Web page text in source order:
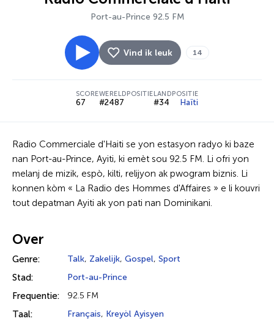
Port-au-Prince 92.5 FM
Vind ik leuk 14
SCORE
67
WERELDPOSITIE
#2487
LANDPOSITIE
#34 Haïti
Radio Commerciale d'Haiti se yon estasyon radyo ki baze
nan Port-au-Prince, Ayiti, ki emèt sou 92.5 FM. Li ofri yon
melanj de mizik, espò, kilti, relijyon ak pwogram biznis. Li
konnen kòm « La Radio des Hommes d'Affaires » e li kouvri
tout depatman Ayiti ak yon pati nan Dominikani.
Over
Genre: Talk, Zakelijk, Gospel, Sport
Stad: Port-au-Prince
Frequentie: 92.5 FM
Taal: Français, Kreyòl Ayisyen